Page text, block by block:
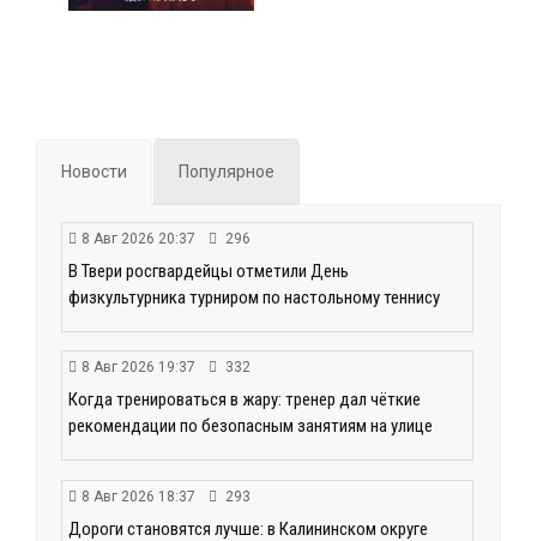
Новости Популярное
8 Авг 2026 20:37 296
В Твери росгвардейцы отметили День
физкультурника турниром по настольному теннису
8 Авг 2026 19:37 332
Когда тренироваться в жару: тренер дал чёткие
рекомендации по безопасным занятиям на улице
8 Авг 2026 18:37 293
Дороги становятся лучше: в Калининском округе